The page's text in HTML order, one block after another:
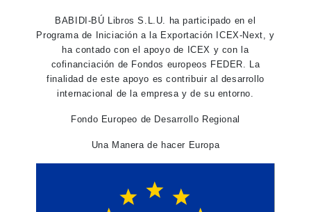
BABIDI-BÚ Libros S.L.U. ha participado en el
Programa de Iniciación a la Exportación ICEX-Next, y
ha contado con el apoyo de ICEX y con la
cofinanciación de Fondos europeos FEDER. La
finalidad de este apoyo es contribuir al desarrollo
internacional de la empresa y de su entorno.
Fondo Europeo de Desarrollo Regional
Una Manera de hacer Europa